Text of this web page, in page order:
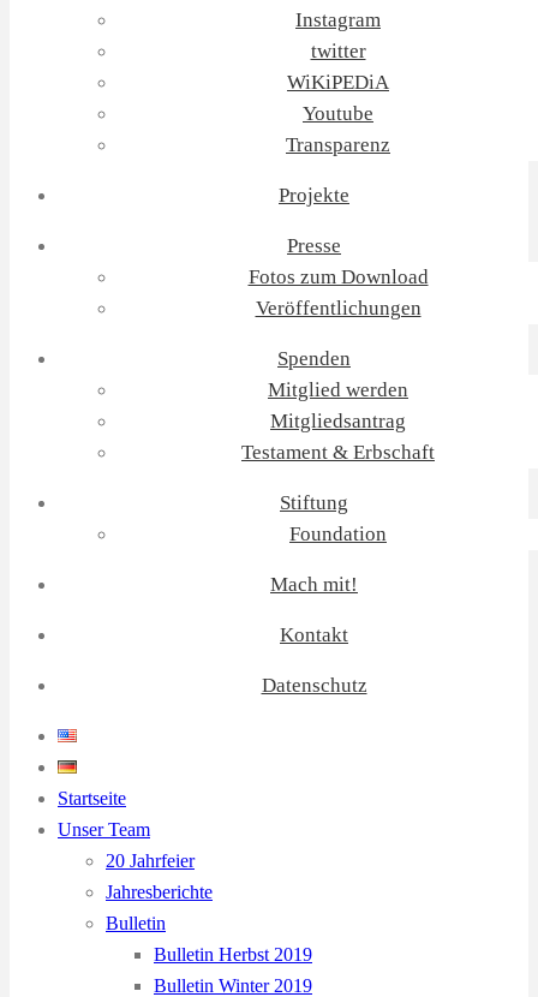
Instagram
twitter
WiKiPEDiA
Youtube
Transparenz
Projekte
Presse
Fotos zum Download
Veröffentlichungen
Spenden
Mitglied werden
Mitgliedsantrag
Testament & Erbschaft
Stiftung
Foundation
Mach mit!
Kontakt
Datenschutz
Startseite
Unser Team
20 Jahrfeier
Jahresberichte
Bulletin
Bulletin Herbst 2019
Bulletin Winter 2019